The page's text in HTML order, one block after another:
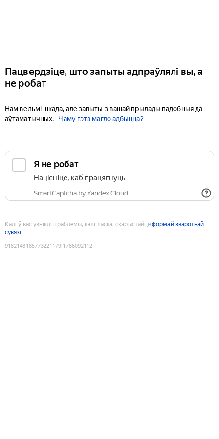
Пацвердзіце, што запыты адпраўлялі вы, а
не робат
Нам вельмі шкада, але запыты з вашай прылады падобныя да
аўтаматычных.
Чаму гэта магло адбыцца?
Я не робат
Націсніце, каб працягнуць
SmartCaptcha by Yandex Cloud
Калі ў вас узніклі праблемы, калі ласка, скарыстайцеформай зваротнай
сувязі
9182148185773221179:1786092112